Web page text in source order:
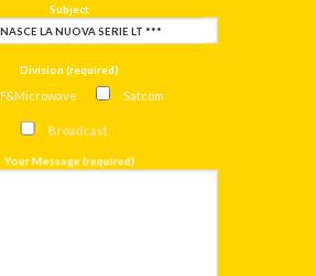
Subject
Division (required)
Satcom
Broadcast
Your Message (required)